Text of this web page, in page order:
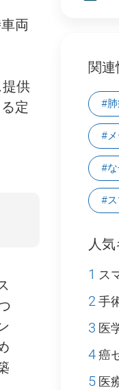
両
供
定
関連
#
#
#な
#
人
1 ス
2手
3 医
4癌
5 医